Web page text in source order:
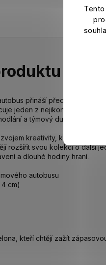
přináší předzápasovou
jeden z nejikoničtějších
a týmový duch.
kreativity, koordinace a
rozšířit svou kolekci o další
a dlouhé hodiny hraní.
autobusu
cm)
kteří chtějí zažít